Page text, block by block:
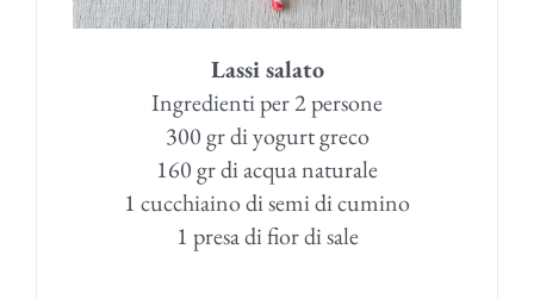
Lassi salato
Ingredienti per 2 persone
300 gr di yogurt greco
160 gr di acqua naturale
1 cucchiaino di semi di cumino
1 presa di fior di sale